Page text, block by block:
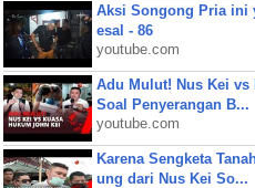
Aksi Songong Pria ini
esal - 86
youtube.com
Adu Mulut! Nus Kei vs
Soal Penyerangan B...
youtube.com
Karena Sengketa
ung dari Nus Kei So...